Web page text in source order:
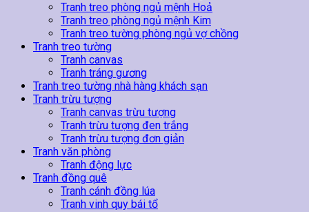
Tranh treo phòng ngủ mệnh Hoả
Tranh treo phòng ngủ mệnh Kim
Tranh treo tường phòng ngủ vợ chồng
Tranh treo tường
Tranh canvas
Tranh tráng gương
Tranh treo tường nhà hàng khách sạn
Tranh trừu tượng
Tranh canvas trừu tượng
Tranh trừu tượng đen trắng
Tranh trừu tượng đơn giản
Tranh văn phòng
Tranh động lực
Tranh đồng quê
Tranh cánh đồng lúa
Tranh vinh quy bái tổ